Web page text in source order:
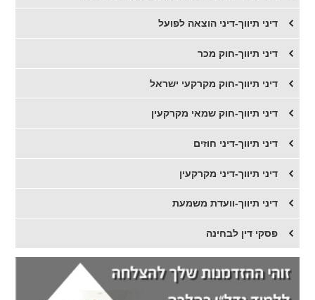
דיני תיווך-דיני הוצאה לפועל
דיני תיווך-חוק מכר
דיני תיווך-חוק מקרקעי ישראל
דיני תיווך-חוק שמאי מקרקעין
דיני תיווך-דיני חוזים
דיני תיווך-דיני מקרקעין
דיני תיווך-וועדת משמעת
פסקי דין לבחינה